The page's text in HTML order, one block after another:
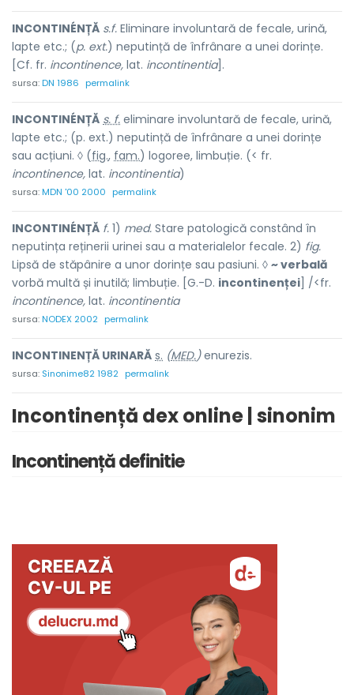
INCONTINÉNȚĂ s.f. Eliminare involuntară de fecale, urină,
lapte etc.; (p. ext.) neputință de înfrânare a unei dorințe.
[Cf. fr. incontinence, lat. incontinentia].
sursa:DN 1986 permalink
INCONTINÉNȚĂ s. f. eliminare involuntară de fecale, urină,
lapte etc.; (p. ext.) neputință de înfrânare a unei dorințe
sau acțiuni. ◊ (fig., fam.) logoree, limbuție. (< fr.
incontinence, lat. incontinentia)
sursa:MDN '00 2000 permalink
INCONTINÉNȚĂ f. 1) med. Stare patologică constând în
neputința reținerii urinei sau a materialelor fecale. 2) fig.
Lipsă de stăpânire a unor dorințe sau pasiuni. ◊ ~ verbală
vorbă multă și inutilă; limbuție. [G.-D. incontinenței ] /<fr.
incontinence, lat. incontinentia
sursa:NODEX 2002 permalink
INCONTINENȚĂ URINARĂ s. (MED.)enurezis.
sursa: Sinonime82 1982 permalink
Incontinență dex online | sinonim
Incontinență definitie